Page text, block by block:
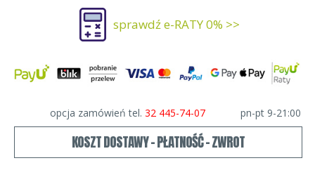
sprawdź e-RATY 0% >>
opcja zamówień tel. 32 445-74-07 pn-pt 9-21:00
KOSZT DOSTAWY - PŁATNOŚĆ - ZWROT